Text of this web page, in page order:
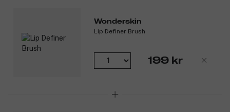
Wonderskin
Lip Definer Brush
199 kr